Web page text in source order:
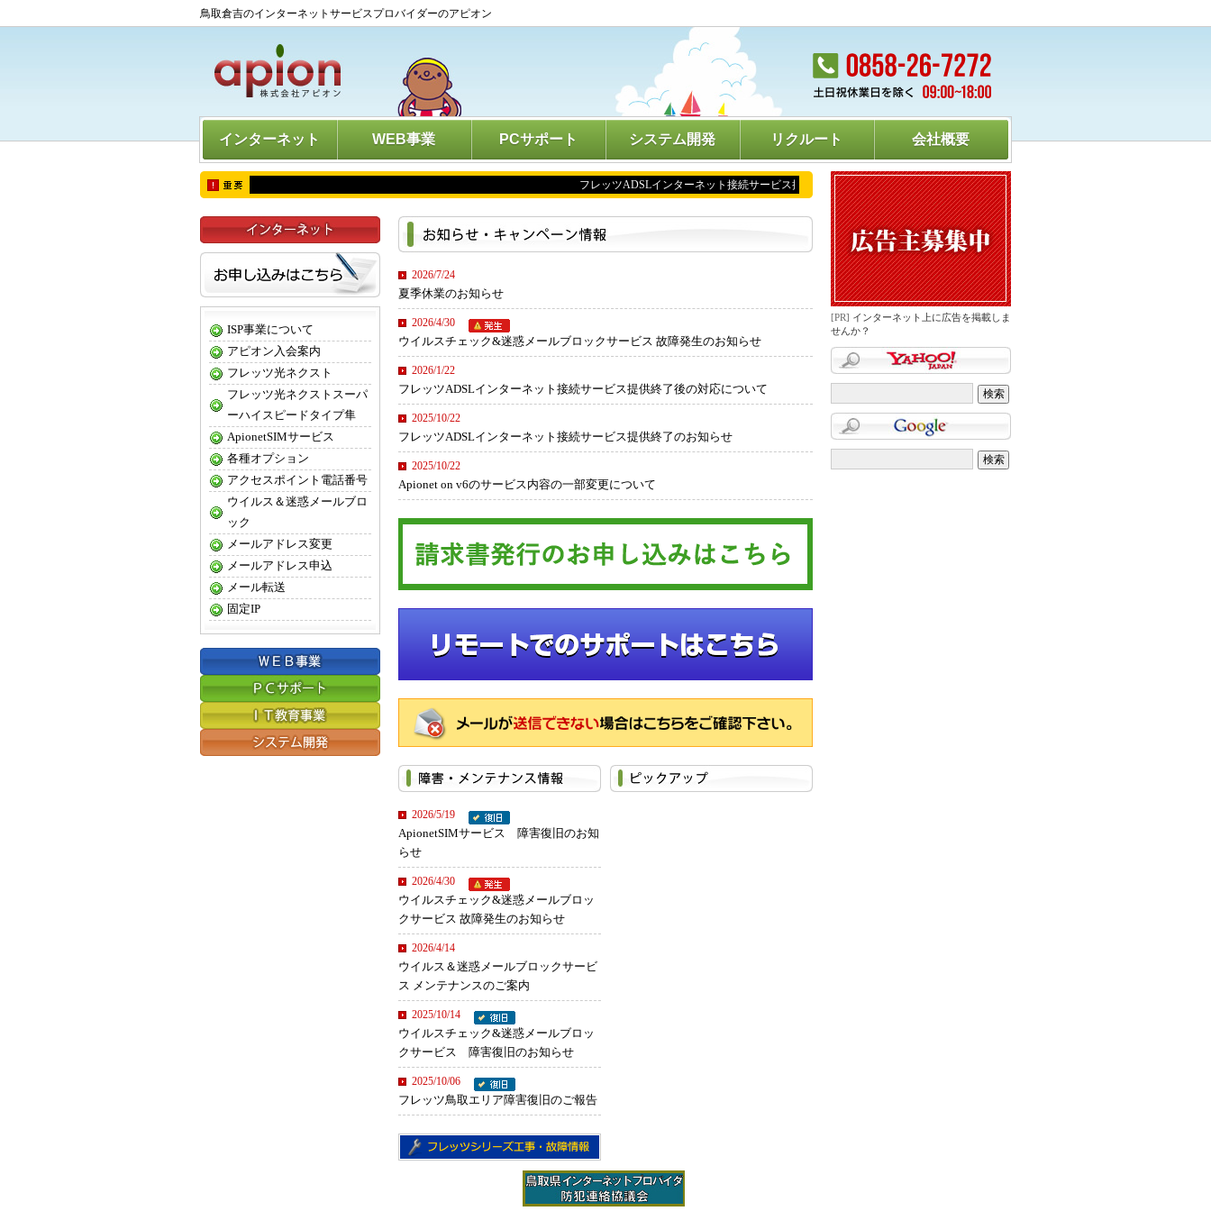
鳥取倉吉のインターネットサービスプロバイダーのアピオン
インターネット WEB事業 PCサポート システム開発 リクルート 会社概要
フレッツADSLインターネット接続サービス提供終了のお知らせ Apionet on v6のサービス内容の一部変更について
2026/7/24
夏季休業のお知らせ
2026/4/30
ウイルスチェック&迷惑メールブロックサービス 故障発生のお知らせ
2026/1/22
フレッツADSLインターネット接続サービス提供終了後の対応について
2025/10/22
フレッツADSLインターネット接続サービス提供終了のお知らせ
2025/10/22
Apionet on v6のサービス内容の一部変更について
2026/5/19
ApionetSIMサービス 障害復旧のお知
らせ
2026/4/30
ウイルスチェック&迷惑メールブロッ
クサービス 故障発生のお知らせ
2026/4/14
ウイルス＆迷惑メールブロックサービ
ス メンテナンスのご案内
2025/10/14
ウイルスチェック&迷惑メールブロッ
クサービス 障害復旧のお知らせ
2025/10/06
フレッツ鳥取エリア障害復旧のご報告
ISP事業について
アピオン入会案内
フレッツ光ネクスト
フレッツ光ネクストスーパ
ーハイスピードタイプ隼
ApionetSIMサービス
各種オプション
アクセスポイント電話番号
ウイルス＆迷惑メールブロ
ック
メールアドレス変更
メールアドレス申込
メール転送
固定IP
[PR] インターネット上に広告を掲載しま
せんか？